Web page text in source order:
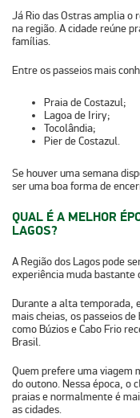
JáRio das Ostrasamplia o
na região. A cidade reúne
famílias.
Entre os passeios mais
Praia de Costazul;
Lagoa de Iriry;
Tocolândia;
Pier de Costazul.
Se houver uma semana
ser uma boa forma de
QUAL É A MELHOR
LAGOS?
ARegião dos Lagospode
experiência muda bastante
Durante aalta temporada,
mais cheias, os passeios
como Búzios e Cabo Frio
Brasil.
Quem prefere uma viagem
do outono. Nessa época, o
praias e normalmente é
as cidades.